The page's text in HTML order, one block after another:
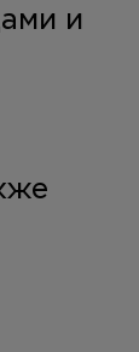
и